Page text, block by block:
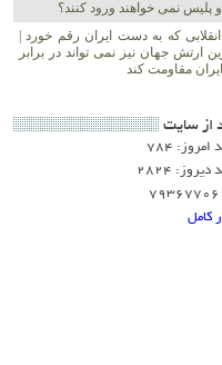
پلیس نمی خواهند ورود کنند؟
که به دست ایران رقم خورد |
ارتش جهان نیز نمی تواند در برابر
مقاومت کند
از سايت
784
2824
کامل